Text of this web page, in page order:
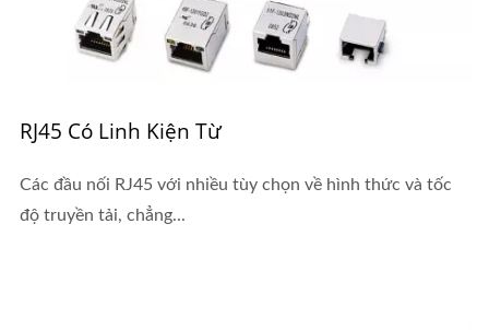
RJ45 Có Linh Kiện Từ
Các đầu nối RJ45 với nhiều tùy chọn về hình thức và tốc
độ truyền tải, chẳng...